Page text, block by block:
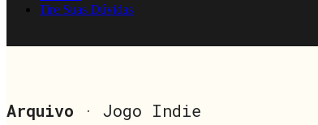
Tire Suas Dúvidas
Arquivo · Jogo Indie